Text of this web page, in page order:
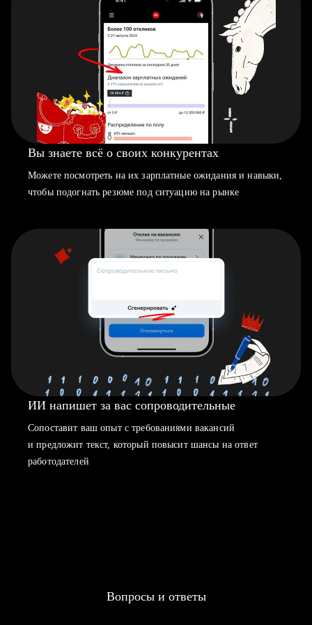
Вы знаете всё о своих конкурентах
Можете посмотреть на их зарплатные ожидания и навыки,
чтобы подогнать резюме под ситуацию на рынке
ИИ напишет за вас сопроводительные
Сопоставит ваш опыт с требованиями вакансий
и предложит текст, который повысит шансы на ответ
работодателей
Вопросы и ответы